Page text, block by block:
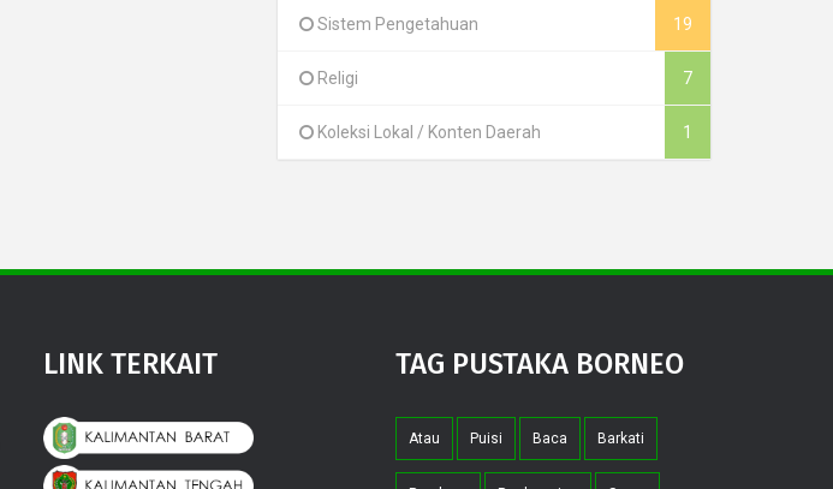
Sistem Pengetahuan 19
Religi 7
Koleksi Lokal / Konten Daerah 1
LINK TERKAIT TAG PUSTAKA BORNEO
Atau Puisi Baca Barkati